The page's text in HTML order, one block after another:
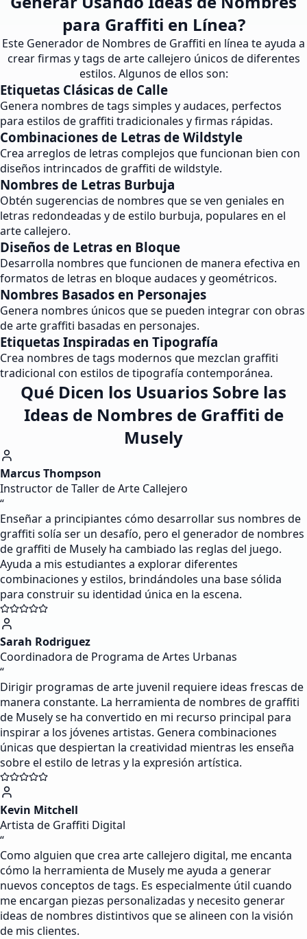
para Graffiti en Línea?
Este Generador de Nombres de Graffiti en línea te ayuda a
crear firmas y tags de arte callejero únicos de diferentes
estilos. Algunos de ellos son:
Etiquetas Clásicas de Calle
Genera nombres de tags simples y audaces, perfectos
para estilos de graffiti tradicionales y firmas rápidas.
Combinaciones de Letras de Wildstyle
Crea arreglos de letras complejos que funcionan bien con
diseños intrincados de graffiti de wildstyle.
Nombres de Letras Burbuja
Obtén sugerencias de nombres que se ven geniales en
letras redondeadas y de estilo burbuja, populares en el
arte callejero.
Diseños de Letras en Bloque
Desarrolla nombres que funcionen de manera efectiva en
formatos de letras en bloque audaces y geométricos.
Nombres Basados en Personajes
Genera nombres únicos que se pueden integrar con obras
de arte graffiti basadas en personajes.
Etiquetas Inspiradas en Tipografía
Crea nombres de tags modernos que mezclan graffiti
tradicional con estilos de tipografía contemporánea.
Qué Dicen los Usuarios Sobre las
Ideas de Nombres de Graffiti de
Musely
Marcus Thompson
Instructor de Taller de Arte Callejero
“
Enseñar a principiantes cómo desarrollar sus nombres de
graffiti solía ser un desafío, pero el generador de nombres
de graffiti de Musely ha cambiado las reglas del juego.
Ayuda a mis estudiantes a explorar diferentes
combinaciones y estilos, brindándoles una base sólida
para construir su identidad única en la escena.
Sarah Rodriguez
Coordinadora de Programa de Artes Urbanas
“
Dirigir programas de arte juvenil requiere ideas frescas de
manera constante. La herramienta de nombres de graffiti
de Musely se ha convertido en mi recurso principal para
inspirar a los jóvenes artistas. Genera combinaciones
únicas que despiertan la creatividad mientras les enseña
sobre el estilo de letras y la expresión artística.
Kevin Mitchell
Artista de Graffiti Digital
“
Como alguien que crea arte callejero digital, me encanta
cómo la herramienta de Musely me ayuda a generar
nuevos conceptos de tags. Es especialmente útil cuando
me encargan piezas personalizadas y necesito generar
ideas de nombres distintivos que se alineen con la visión
de mis clientes.